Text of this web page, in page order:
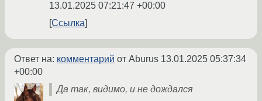
13.01.2025 07:21:47 +00:00
Ссылка
Ответ на: комментарий от Aburus 13.01.2025 05:37:34
+00:00
Да так, видимо, и не дождался